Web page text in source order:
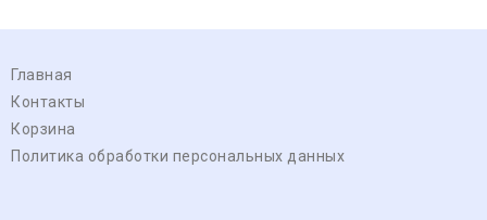
Главная
Контакты
Корзина
Политика обработки персональных данных